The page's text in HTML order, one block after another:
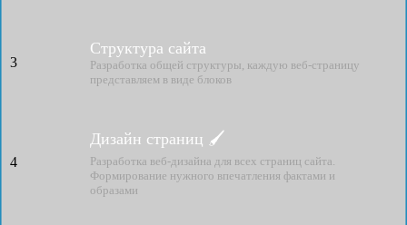
3
Структура сайта
Разработка общей структуры, каждую веб-страницу
представляем в виде блоков
4
Дизайн страниц 🖌
Разработка веб-дизайна для всех страниц сайта.
Формирование нужного впечатления фактами и
образами